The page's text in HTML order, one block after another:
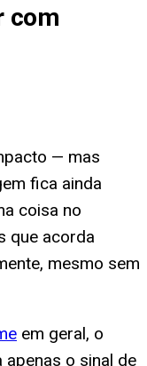
com
— mas
fica ainda
coisa no
que acorda
mesmo sem
em geral, o
o sinal de